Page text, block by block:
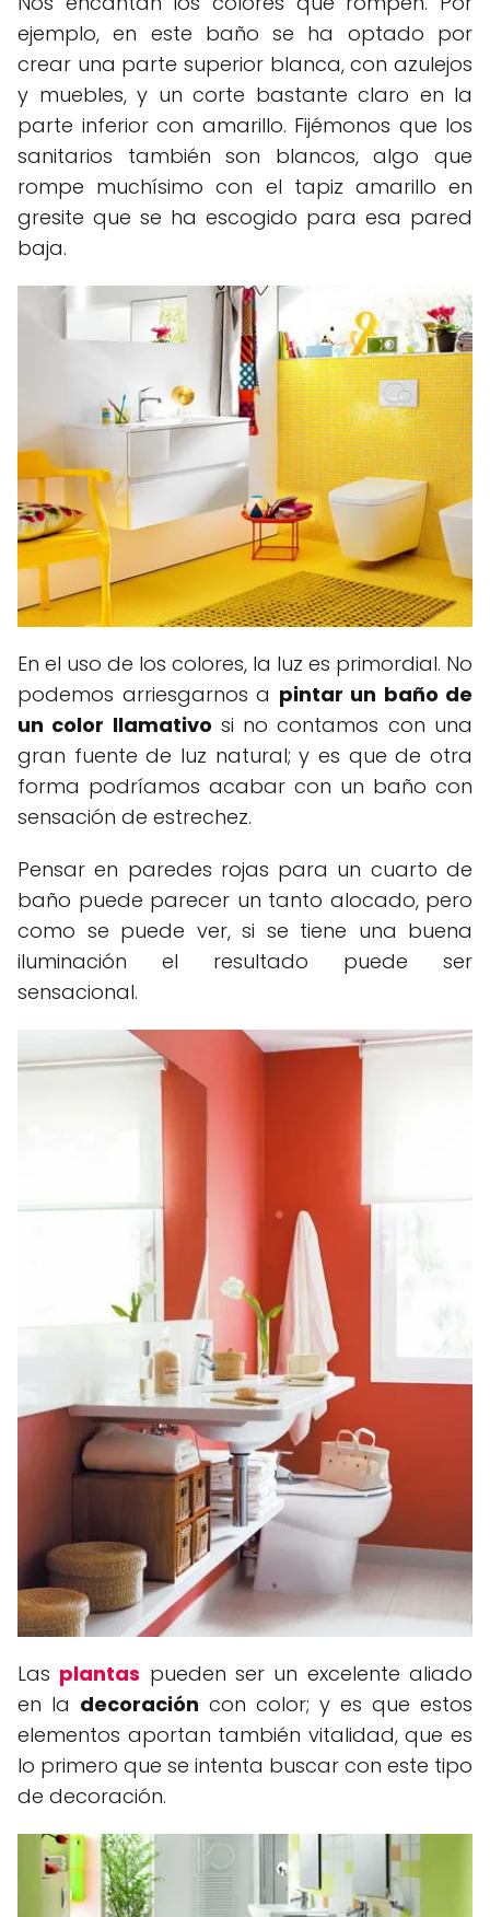
ejemplo, en este baño se ha optado por
crear una parte superior blanca, con azulejos
y muebles, y un corte bastante claro en la
parte inferior con amarillo. Fijémonos que los
sanitarios también son blancos, algo que
rompe muchísimo con el tapiz amarillo en
gresite que se ha escogido para esa pared
baja.
En el uso de los colores, la luz es primordial. No
podemos arriesgarnos a pintar un baño de
un color llamativo si no contamos con una
gran fuente de luz natural; y es que de otra
forma podríamos acabar con un baño con
sensación de estrechez.
Pensar en paredes rojas para un cuarto de
baño puede parecer un tanto alocado, pero
como se puede ver, si se tiene una buena
iluminación el resultado puede ser
sensacional.
Las plantas pueden ser un excelente aliado
en la decoración con color; y es que estos
elementos aportan también vitalidad, que es
lo primero que se intenta buscar con este tipo
de decoración.